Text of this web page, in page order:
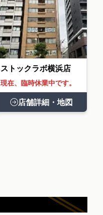
ストックラボ横浜店
現在、臨時休業中です。
店舗詳細・地図